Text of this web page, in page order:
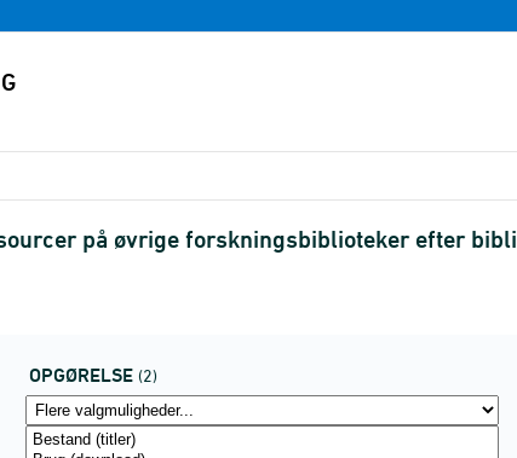
på øvrige forskningsbiblioteker efter
OPGØRELSE (2)